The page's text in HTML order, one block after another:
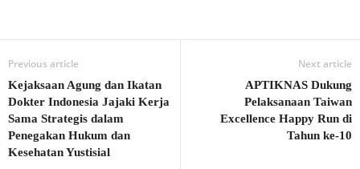
Previous article
Kejaksaan Agung dan Ikatan
Dokter Indonesia Jajaki Kerja
Sama Strategis dalam
Penegakan Hukum dan
Kesehatan Yustisial
Next article
APTIKNAS Dukung
Pelaksanaan Taiwan
Excellence Happy Run di
Tahun ke-10